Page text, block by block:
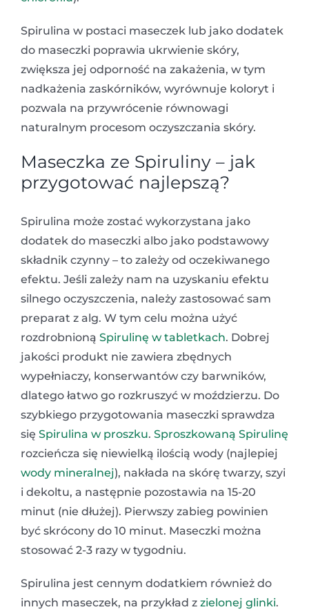
Spirulina w postaci maseczek lub jako dodatek
do maseczki poprawia ukrwienie skóry,
zwiększa jej odporność na zakażenia, w tym
nadkażenia zaskórników, wyrównuje koloryt i
pozwala na przywrócenie równowagi
naturalnym procesom oczyszczania skóry.
Maseczka ze Spiruliny – jak
przygotować najlepszą?
Spirulina może zostać wykorzystana jako
dodatek do maseczki albo jako podstawowy
składnik czynny – to zależy od oczekiwanego
efektu. Jeśli zależy nam na uzyskaniu efektu
silnego oczyszczenia, należy zastosować sam
preparat z alg. W tym celu można użyć
rozdrobnioną Spirulinę w tabletkach. Dobrej
jakości produkt nie zawiera zbędnych
wypełniaczy, konserwantów czy barwników,
dlatego łatwo go rozkruszyć w moździerzu. Do
szybkiego przygotowania maseczki sprawdza
się Spirulina w proszku. Sproszkowaną Spirulinę
rozcieńcza się niewielką ilością wody (najlepiej
wody mineralnej), nakłada na skórę twarzy, szyi
i dekoltu, a następnie pozostawia na 15-20
minut (nie dłużej). Pierwszy zabieg powinien
być skrócony do 10 minut. Maseczki można
stosować 2-3 razy w tygodniu.
Spirulina jest cennym dodatkiem również do
innych maseczek, na przykład z zielonej glinki.